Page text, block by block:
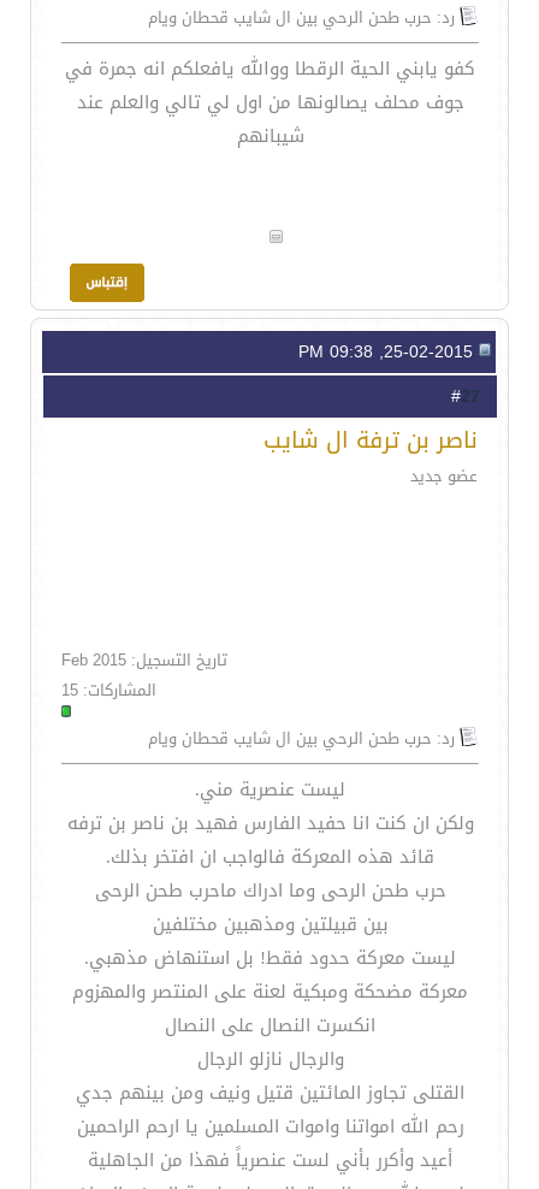
رد: حرب طحن الرحي بين ال شايب قحطان ويام
كفو يابني الحية الرقطا ووالله يافعلكم انه جمرة في
جوف محلف يصالونها من اول لي تالي والعلم عند
شيبانهم
27
ناصر بن ترفة ال شايب
عضو جديد
تاريخ التسجيل: Feb 2015
المشاركات: 15
رد: حرب طحن الرحي بين ال شايب قحطان ويام
ليست عنصرية مني.
ولكن ان كنت انا حفيد الفارس فهيد بن ناصر بن ترفه
قائد هذه المعركة فالواجب ان افتخر بذلك.
حرب طحن الرحى وما ادراك ماحرب طحن الرحى
بين قبيلتين ومذهبين مختلفين
ليست معركة حدود فقط! بل استنهاض مذهبي.
معركة مضحكة ومبكية لعنة على المنتصر والمهزوم
انكسرت النصال على النصال
والرجال نازلو الرجال
القتلى تجاوز المائتين قتيل ونيف ومن بينهم جدي
رحم الله امواتنا واموات المسلمين يا ارحم الراحمين
أعيد وأكرر بأني لست عنصرياً فهذا من الجاهلية